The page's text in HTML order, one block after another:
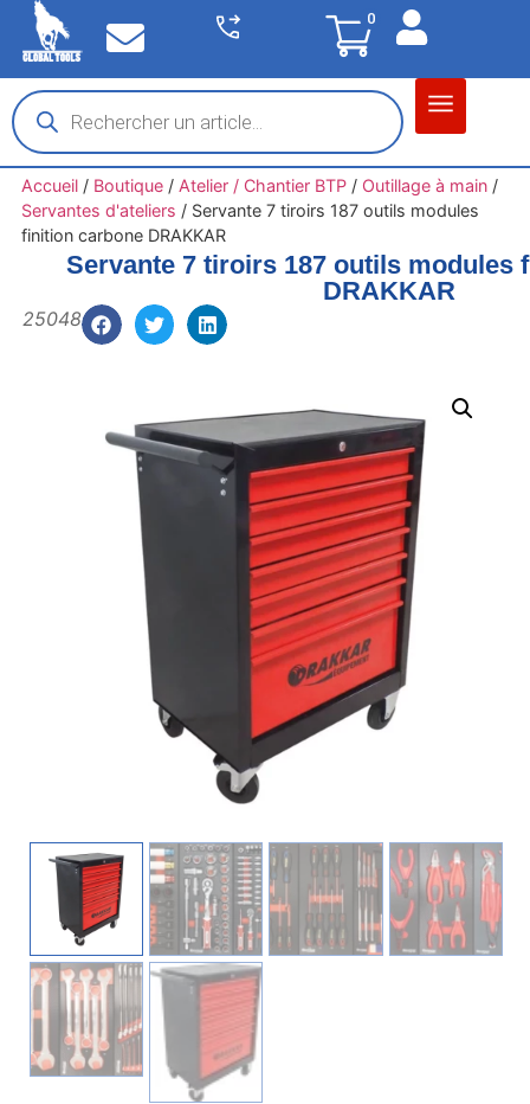
0
Accueil/ Boutique/ Atelier / Chantier BTP/ Outillage à main/
Servantes d'ateliers / Servante 7 tiroirs 187 outils modules
finition carbone DRAKKAR
Servante 7 tiroirs 187 outils modules
DRAKKAR
25048